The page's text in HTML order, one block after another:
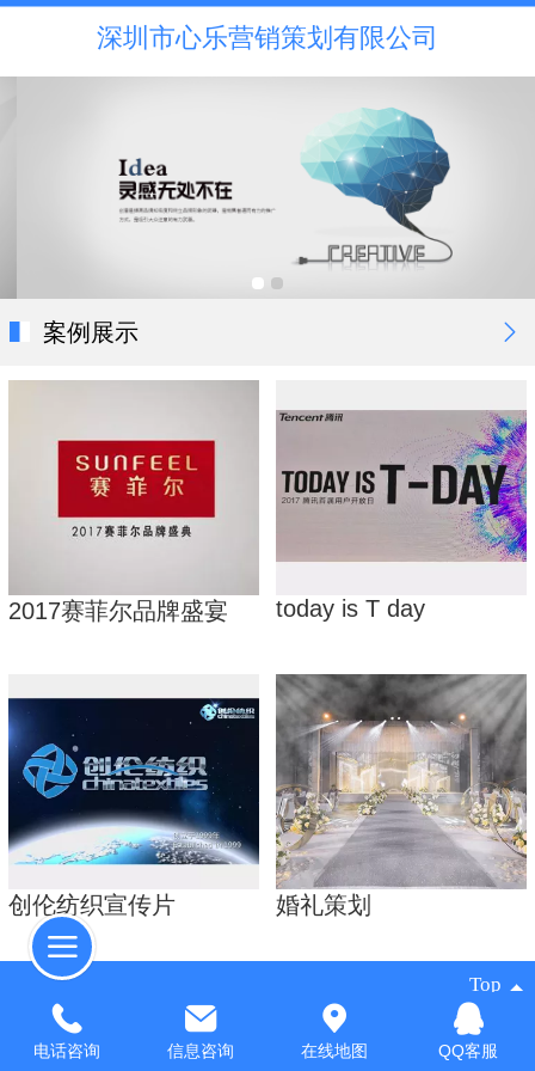
深圳市心乐营销策划有限公司
案例展示
2017赛菲尔品牌盛宴 today is T day
创伦纺织宣传片 婚礼策划
Top
©2026 版权所有
电话咨询 信息咨询 在线地图 QQ客服